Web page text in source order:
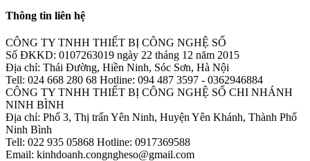
Thông tin liên hệ
CÔNG TY TNHH THIẾT BỊ CÔNG NGHỆ SỐ
Số ĐKKD: 0107263019 ngày 22 tháng 12 năm 2015
Địa chỉ: Thái Đường, Hiền Ninh, Sóc Sơn, Hà Nội
Tell: 024 668 280 68 Hotline: 094 487 3597 - 0362946884
CÔNG TY TNHH THIẾT BỊ CÔNG NGHỆ SỐ CHI NHÁNH
NINH BÌNH
Địa chỉ: Phố 3, Thị trấn Yên Ninh, Huyện Yên Khánh, Thành Phố
Ninh Bình
Tell: 022 935 05868 Hotline: 0917369588
Email: kinhdoanh.congngheso@gmail.com